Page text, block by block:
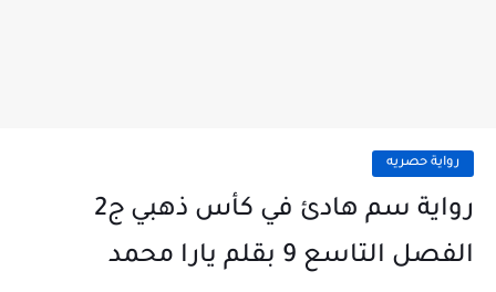
رواية حصريه
رواية سم هادئ في كأس ذهبي ج2
الفصل التاسع 9 بقلم يارا محمد